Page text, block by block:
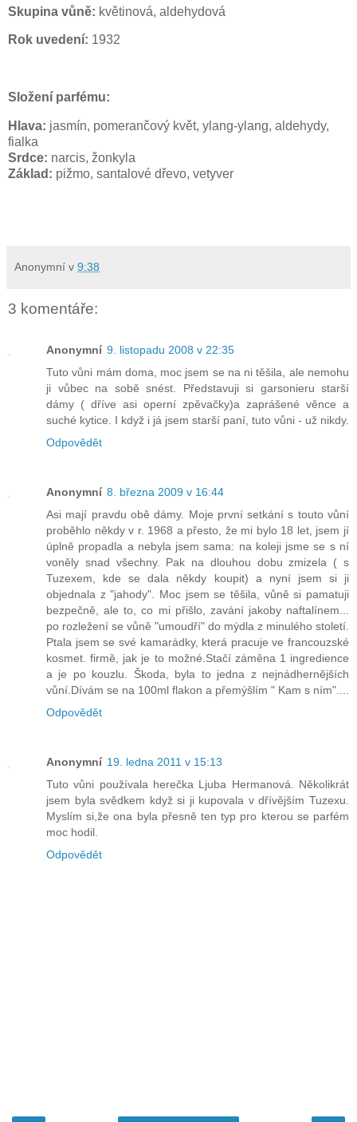
Skupina vůně: květinová, aldehydová
Rok uvedení: 1932
Složení parfému:
Hlava: jasmín, pomerančový květ, ylang-ylang, aldehydy,
fialka
Srdce: narcis, žonkyla
Základ: pižmo, santalové dřevo, vetyver
Anonymní v 9:38
3 komentáře:
Anonymní 9. listopadu 2008 v 22:35
Tuto vůni mám doma, moc jsem se na ni těšila, ale nemohu
ji vůbec na sobě snést. Představuji si garsonieru starší
dámy ( dříve asi operní zpěvačky)a zaprášené věnce a
suché kytice. I když i já jsem starší paní, tuto vůni - už nikdy.
Odpovědět
Anonymní 8. března 2009 v 16:44
Asi mají pravdu obě dámy. Moje první setkání s touto vůní
proběhlo někdy v r. 1968 a přesto, že mi bylo 18 let, jsem jí
úplně propadla a nebyla jsem sama: na koleji jsme se s ní
voněly snad všechny. Pak na dlouhou dobu zmizela ( s
Tuzexem, kde se dala někdy koupit) a nyní jsem si ji
objednala z "jahody". Moc jsem se těšila, vůně si pamatuji
bezpečně, ale to, co mi přišlo, zavání jakoby naftalínem...
po rozležení se vůně "umoudří" do mýdla z minulého století.
Ptala jsem se své kamarádky, která pracuje ve francouzské
kosmet. firmě, jak je to možné.Stačí záměna 1 ingredience
a je po kouzlu. Škoda, byla to jedna z nejnádhernějších
vůní.Dívám se na 100ml flakon a přemýšlím " Kam s ním"....
Odpovědět
Anonymní 19. ledna 2011 v 15:13
Tuto vůni používala herečka Ljuba Hermanová. Několikrát
jsem byla svědkem když si ji kupovala v dřívějším Tuzexu.
Myslím si,že ona byla přesně ten typ pro kterou se parfém
moc hodil.
Odpovědět